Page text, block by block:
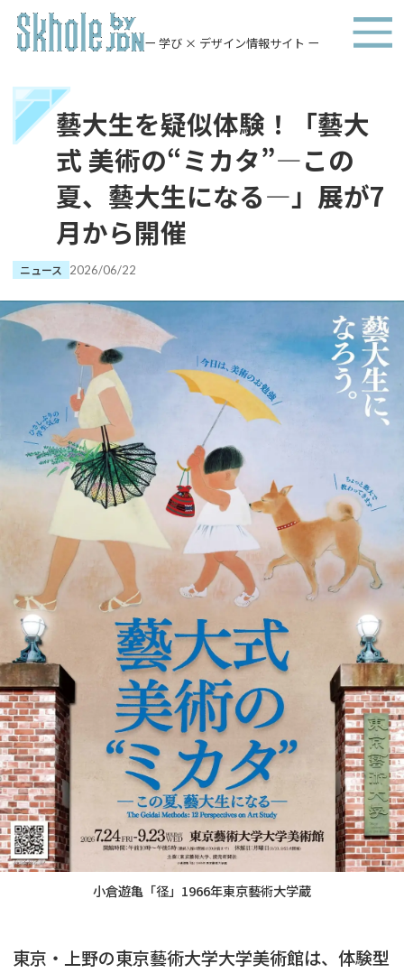
ー 学び × デザイン情報サイト ー
藝大生を疑似体験！「藝大
式 美術の“ミカタ”―この
夏、藝大生になる―」展が7
月から開催
ニュース 2026/06/22
小倉遊亀「径」1966年東京藝術大学蔵
東京・上野の東京藝術大学大学美術館は、体験型